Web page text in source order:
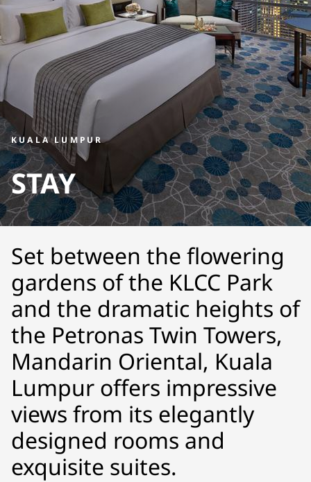
KUALA LUMPUR
STAY
Set between the flowering
gardens of the KLCC Park
and the dramatic heights of
the Petronas Twin Towers,
Mandarin Oriental, Kuala
Lumpur offers impressive
views from its elegantly
designed rooms and
exquisite suites.